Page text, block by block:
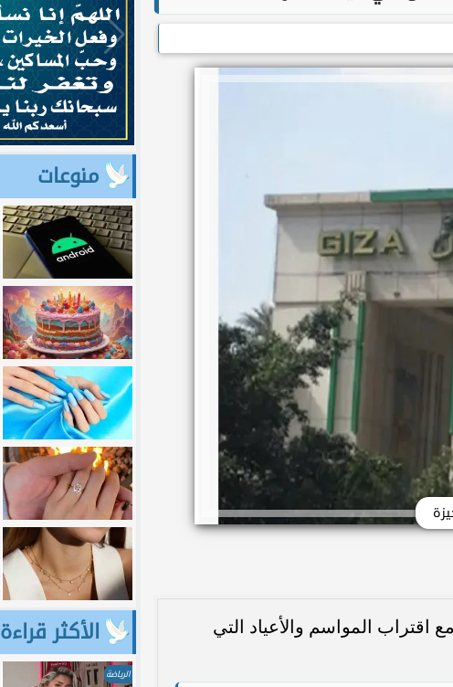
اقتراب المواسم والأعياد التي
منوعات
الأكثر قراءة
الرياضة